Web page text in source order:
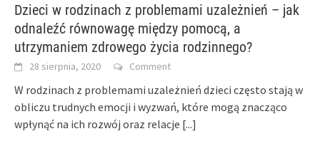
Dzieci w rodzinach z problemami uzależnień – jak
odnaleźć równowagę między pomocą, a
utrzymaniem zdrowego życia rodzinnego?
28 sierpnia, 2020 Comment
W rodzinach z problemami uzależnień dzieci często stają w
obliczu trudnych emocji i wyzwań, które mogą znacząco
wpłynąć na ich rozwój oraz relacje [...]